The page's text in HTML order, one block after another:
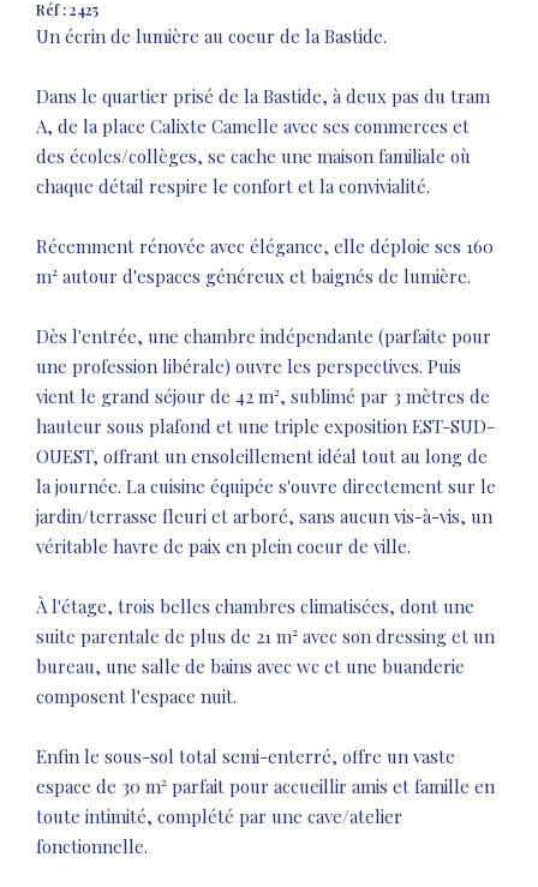
Réf : 2425
Un écrin de lumière au coeur de la Bastide.
Dans le quartier prisé de la Bastide, à deux pas du tram
A, de la place Calixte Camelle avec ses commerces et
des écoles/collèges, se cache une maison familiale où
chaque détail respire le confort et la convivialité.
Récemment rénovée avec élégance, elle déploie ses 160
m² autour d'espaces généreux et baignés de lumière.
Dès l'entrée, une chambre indépendante (parfaite pour
une profession libérale) ouvre les perspectives. Puis
vient le grand séjour de 42 m², sublimé par 3 mètres de
hauteur sous plafond et une triple exposition EST-SUD-
OUEST, offrant un ensoleillement idéal tout au long de
la journée. La cuisine équipée s'ouvre directement sur le
jardin/terrasse fleuri et arboré, sans aucun vis-à-vis, un
véritable havre de paix en plein coeur de ville.
À l'étage, trois belles chambres climatisées, dont une
suite parentale de plus de 21 m² avec son dressing et un
bureau, une salle de bains avec wc et une buanderie
composent l'espace nuit.
Enfin le sous-sol total semi-enterré, offre un vaste
espace de 30 m² parfait pour accueillir amis et famille en
toute intimité, complété par une cave/atelier
fonctionnelle.